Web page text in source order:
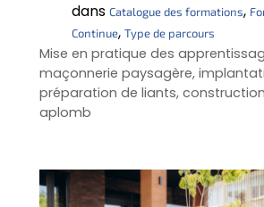
dans Catalogue des formations,
Continue, Type de parcours
Mise en pratique des
maçonnerie paysagère,
préparation de liants,
aplomb